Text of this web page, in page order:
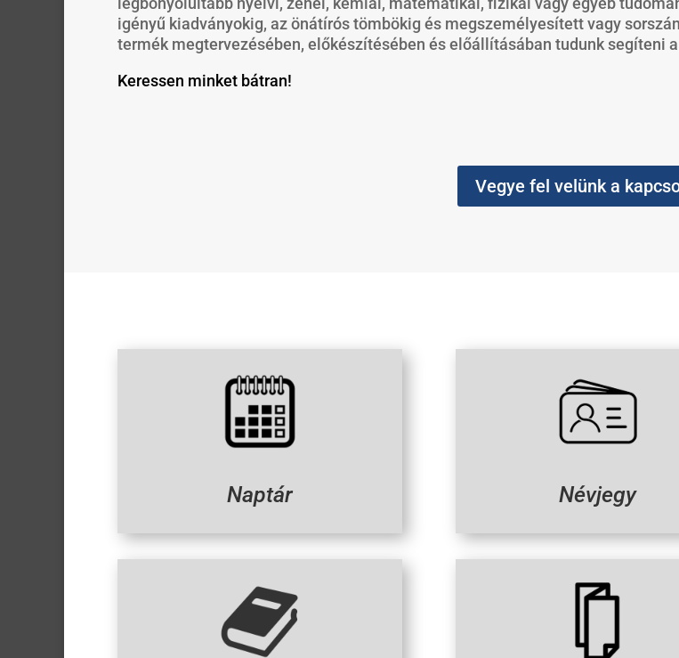
igényű kiadványokig, az önátírós tömbökig és megszemélyesített vagy
termék megtervezésében, előkészítésében és előállításában tudunk segíteni
Keressen minket bátran!
Vegye fel velünk a
Naptár Névjegy